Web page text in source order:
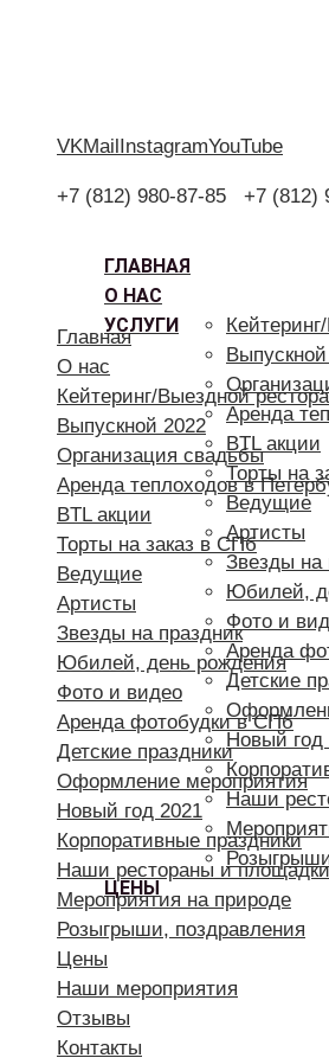
VKMailInstagramYouTube
+7 (812) 980-87-85 +7 (812)
ГЛАВНАЯ
О НАС
УСЛУГИ
Аренда
BTL акции
Торты на
Ведущие
Артисты
Звезды на
Юбилей,
Фото и
Аренда
Детские
Новый год
Наши
ЦЕНЫ
Главная
О нас
Кейтеринг/Выездной
Выпускной 2022
Организация свадьбы
Аренда теплоходов в
BTL акции
Торты на заказ в СПб
Ведущие
Артисты
Звезды на праздник
Юбилей, день рождения
Фото и видео
Аренда фотобудки в СПб
Детские праздники
Оформление мероприятия
Новый год 2021
Корпоративные праздники
Наши рестораны и площадки
Мероприятия на природе
Розыгрыши, поздравления
Цены
Наши мероприятия
Отзывы
Контакты